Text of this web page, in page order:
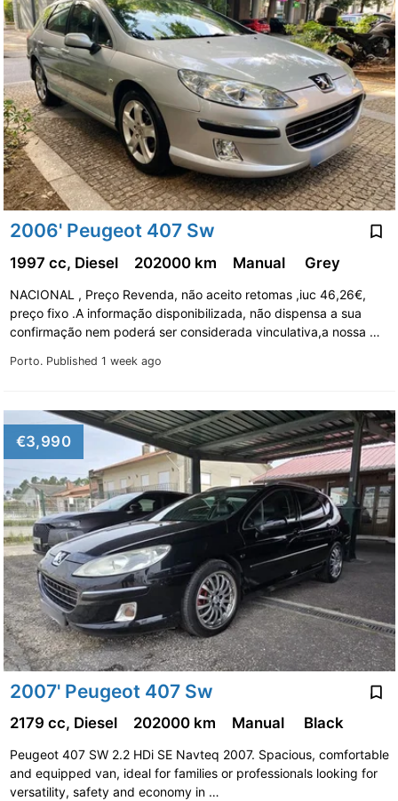
2006' Peugeot 407 Sw
Porto. Published 1 week ago
1997 cc, Diesel 202000 km Manual Grey
NACIONAL , Preço Revenda, não aceito retomas ,iuc 46,26€,
preço fixo .A informação disponibilizada, não dispensa a sua
confirmação nem poderá ser considerada vinculativa,a nossa …
€3,990
2007' Peugeot 407 Sw
2179 cc, Diesel 202000 km Manual Black
Peugeot 407 SW 2.2 HDi SE Navteq 2007. Spacious, comfortable
and equipped van, ideal for families or professionals looking for
versatility, safety and economy in …